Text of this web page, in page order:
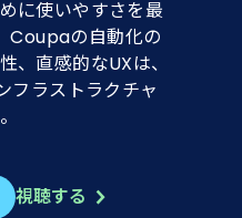
に使いやすさを最
Coupaの自動化の
、直感的なUXは、
フラストラクチャ
視聴する